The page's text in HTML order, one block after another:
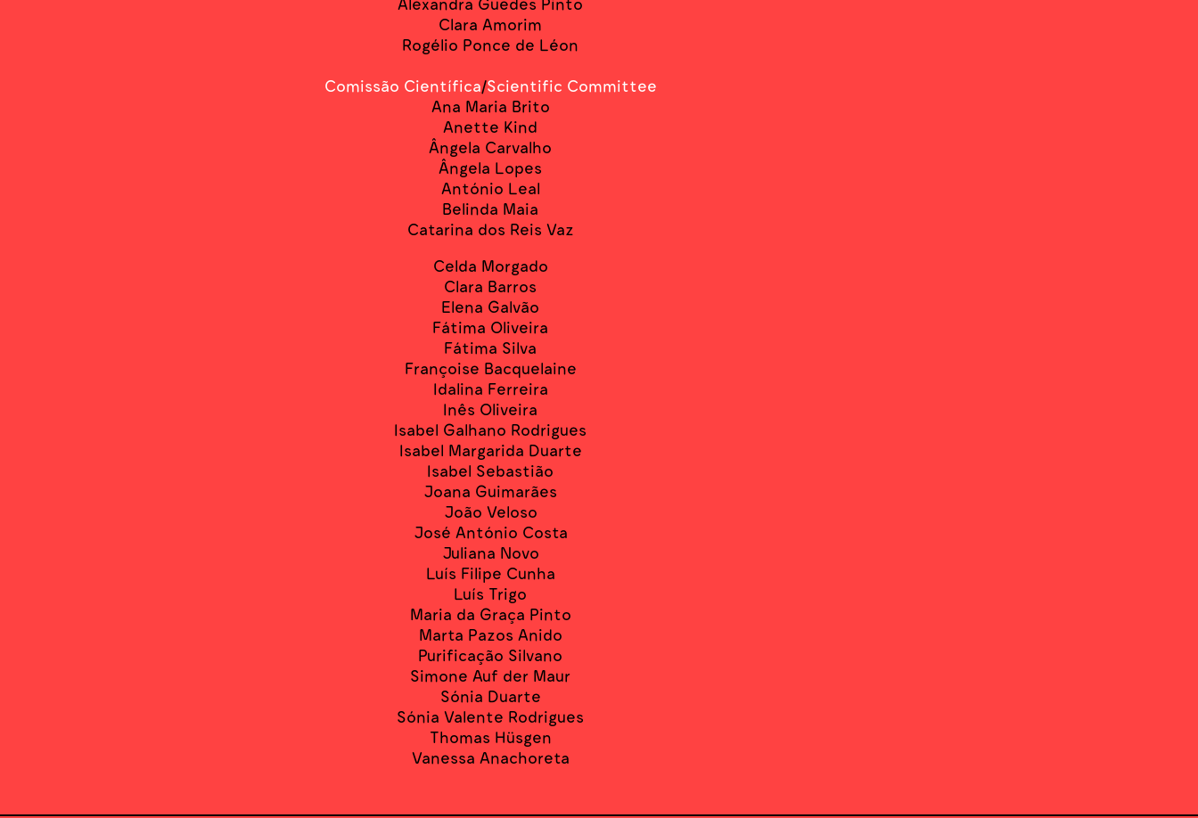
Alexandra Guedes Pinto
Clara Amorim
Rogélio Ponce de Léon
Comissão Científica/Scientific Committee
Ana Maria Brito
Anette Kind
Ângela Carvalho
Ângela Lopes
António Leal
Belinda Maia
Catarina dos Reis Vaz
Celda Morgado
Clara Barros
Elena Galvão
Fátima Oliveira
Fátima Silva
Françoise Bacquelaine
Idalina Ferreira
Inês Oliveira
Isabel Galhano Rodrigues
Isabel Margarida Duarte
Isabel Sebastião
Joana Guimarães
João Veloso
José António Costa
Juliana Novo
Luís Filipe Cunha
Luís Trigo
Maria da Graça Pinto
Marta Pazos Anido
Purificação Silvano
Simone Auf der Maur
Sónia Duarte
Sónia Valente Rodrigues
Thomas Hüsgen
Vanessa Anachoreta